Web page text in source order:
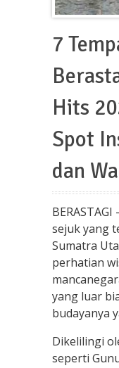
7
Hits
Spot
dan
sejuk yang
Sumatra
perhatian
yang luar
budayanya
Dikelilingi
seperti